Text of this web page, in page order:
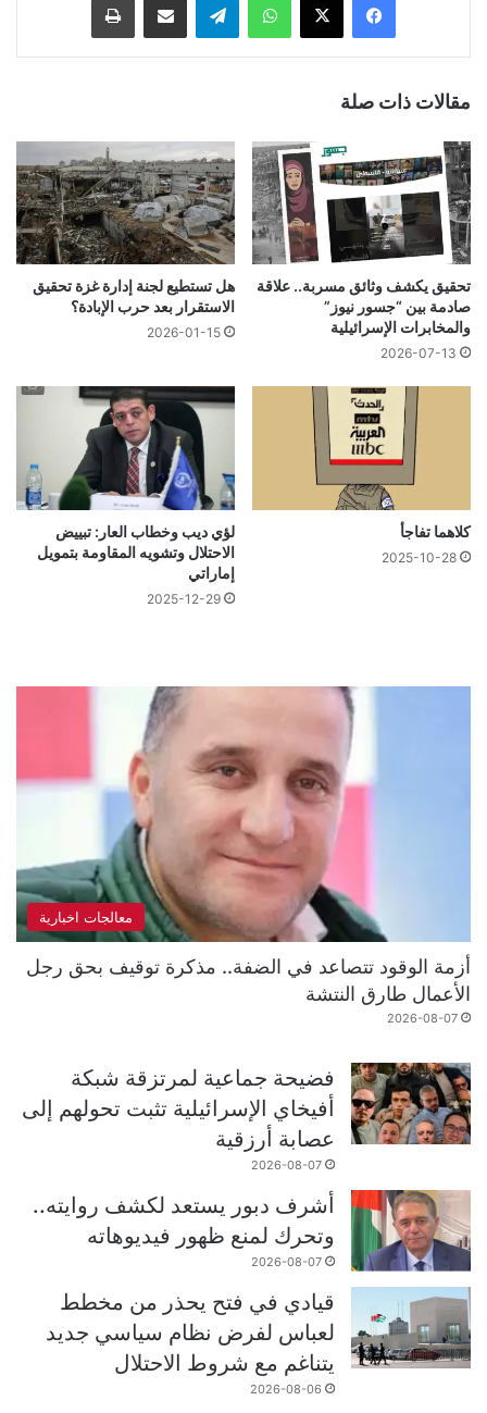
مقالات ذات صلة
تحقيق يكشف وثائق مسربة.. علاقة
صادمة بين “جسور نيوز”
والمخابرات الإسرائيلية
2026-07-13
هل تستطيع لجنة إدارة غزة تحقيق
الاستقرار بعد حرب الإبادة؟
2026-01-15
كلاهما تفاجأ
2025-10-28
لؤي ديب وخطاب العار: تبييض
الاحتلال وتشويه المقاومة بتمويل
إماراتي
2025-12-29
معالجات اخبارية
أزمة الوقود تتصاعد في الضفة.. مذكرة توقيف بحق رجل
الأعمال طارق النتشة
2026-08-07
فضيحة جماعية لمرتزقة شبكة
أفيخاي الإسرائيلية تثبت تحولهم إلى
عصابة أرزقية
2026-08-07
أشرف دبور يستعد لكشف روايته..
وتحرك لمنع ظهور فيديوهاته
2026-08-07
قيادي في فتح يحذر من مخطط
لعباس لفرض نظام سياسي جديد
يتناغم مع شروط الاحتلال
2026-08-06